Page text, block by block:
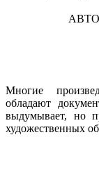
Многие
обладают
выдумывает, но
художественных